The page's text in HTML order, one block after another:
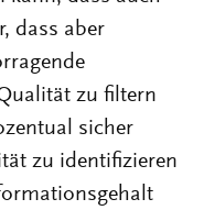
dass aber
zu filtern
sicher
zu identifizieren